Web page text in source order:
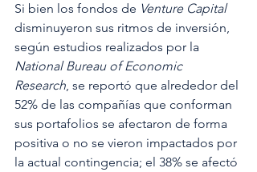
Si bien los fondos de Venture Capital
disminuyeron sus ritmos de inversión,
según estudios realizados por la
National Bureau of Economic
Research, se reportó que alrededor del
52% de las compañías que conforman
sus portafolios se afectaron de forma
positiva o no se vieron impactados por
la actual contingencia; el 38% se afectó